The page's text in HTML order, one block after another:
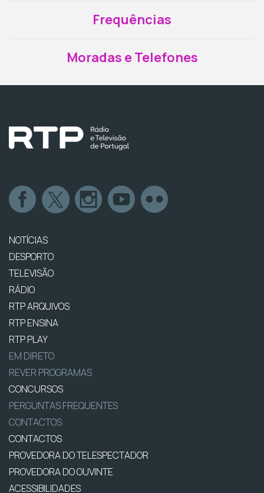
Frequências
Moradas e Telefones
NOTÍCIAS
DESPORTO
TELEVISÃO
RÁDIO
RTP ARQUIVOS
RTP ENSINA
RTP PLAY
EM DIRETO
REVER PROGRAMAS
CONCURSOS
PERGUNTAS FREQUENTES
CONTACTOS
CONTACTOS
PROVEDORA DO TELESPECTADOR
PROVEDORA DO OUVINTE
ACESSIBILIDADES